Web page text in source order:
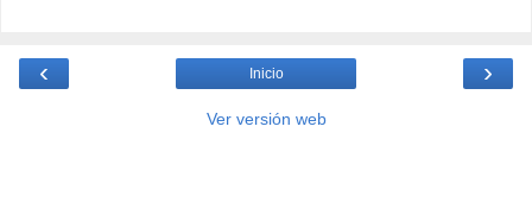
‹ ›
Inicio
Ver versión web